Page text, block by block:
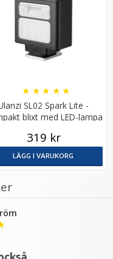
SL02 Spark Lite -
blixt med LED-lampa
★ ★ ★ ★ ★
319 kr
LÄGG I VARUKORG